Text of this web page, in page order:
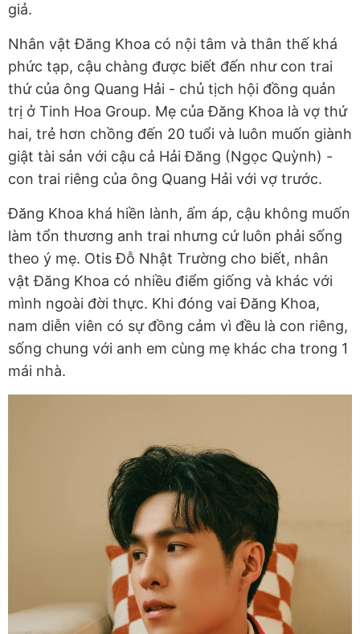
giả.
Nhân vật Đăng Khoa có nội tâm và thân thế khá
phức tạp, cậu chàng được biết đến như con trai
thứ của ông Quang Hải - chủ tịch hội đồng quản
trị ở Tinh Hoa Group. Mẹ của Đăng Khoa là vợ thứ
hai, trẻ hơn chồng đến 20 tuổi và luôn muốn giành
giật tài sản với cậu cả Hải Đăng (Ngọc Quỳnh) -
con trai riêng của ông Quang Hải với vợ trước.
Đăng Khoa khá hiền lành, ấm áp, cậu không muốn
làm tổn thương anh trai nhưng cứ luôn phải sống
theo ý mẹ. Otis Đỗ Nhật Trường cho biết, nhân
vật Đăng Khoa có nhiều điểm giống và khác với
mình ngoài đời thực. Khi đóng vai Đăng Khoa,
nam diễn viên có sự đồng cảm vì đều là con riêng,
sống chung với anh em cùng mẹ khác cha trong 1
mái nhà.